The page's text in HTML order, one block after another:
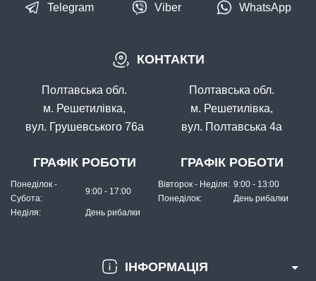
ІНФОРМАЦІЯ
КОНТАКТИ
Полтавська обл.
м. Решетилівка,
вул. Грушевського 76а
ГРАФІК РОБОТИ
Понеділок -
Субота:
9:00 - 17:00
Неділя: День рибалки
Полтавська обл.
м. Решетилівка,
вул. Полтавська 4а
ГРАФІК РОБОТИ
Вівторок - Неділя: 9:00 - 13:00
Понеділок:
День рибалки
Telegram Viber WhatsApp